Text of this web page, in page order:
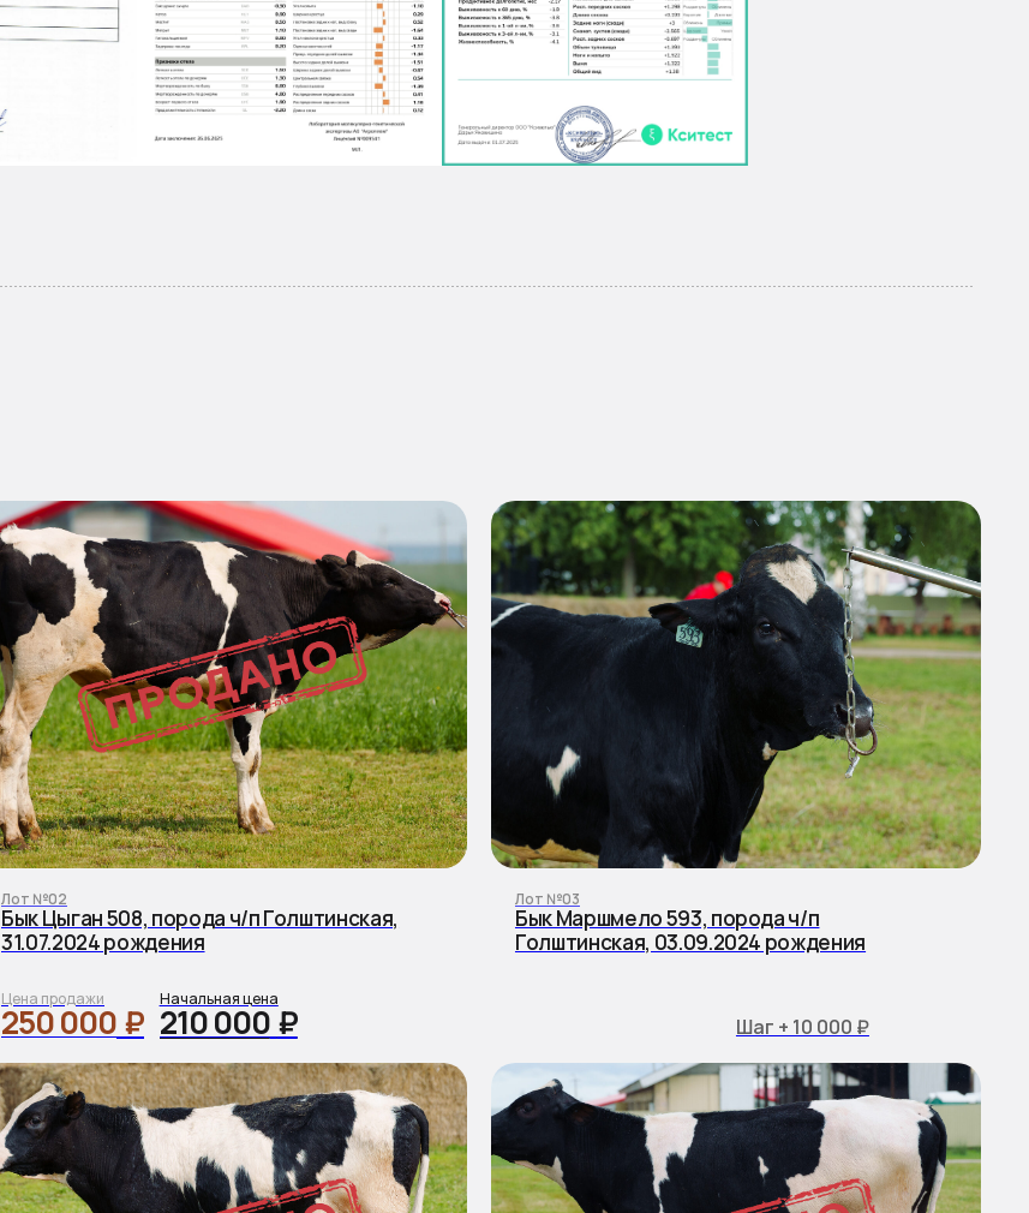
Бык Цыган 508, порода ч/п Голштинская,
31.07.2024 рождения
Лот №02
Цена продажи
250 000₽
Начальная цена
210 000 ₽
Бык Маршмело 593, порода ч/п
Голштинская, 03.09.2024 рождения
Лот №03
Шаг + 10 000 ₽